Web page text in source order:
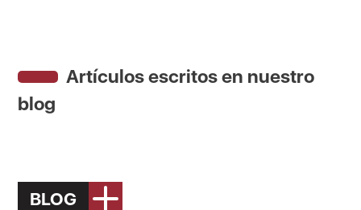
Artículos escritos en nuestro
blog
BLOG